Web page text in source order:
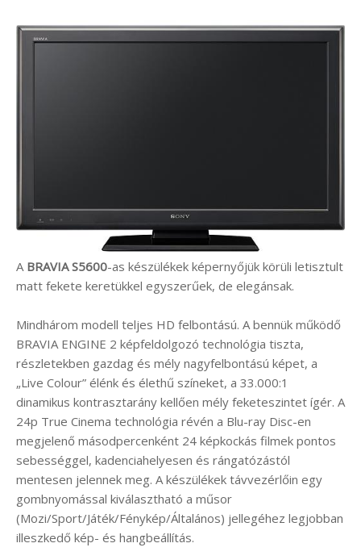
A BRAVIA S5600-as készülékek képernyőjük körüli letisztult
matt fekete keretükkel egyszerűek, de elegánsak.
Mindhárom modell teljes HD felbontású. A bennük működő
BRAVIA ENGINE 2 képfeldolgozó technológia tiszta,
részletekben gazdag és mély nagyfelbontású képet, a
„Live Colour” élénk és élethű színeket, a 33.000:1
dinamikus kontrasztarány kellően mély feketeszintet ígér. A
24p True Cinema technológia révén a Blu-ray Disc-en
megjelenő másodpercenként 24 képkockás filmek pontos
sebességgel, kadenciahelyesen és rángatózástól
mentesen jelennek meg. A készülékek távvezérlőin egy
gombnyomással kiválasztható a műsor
(Mozi/Sport/Játék/Fénykép/Általános) jellegéhez legjobban
illeszkedő kép- és hangbeállítás.